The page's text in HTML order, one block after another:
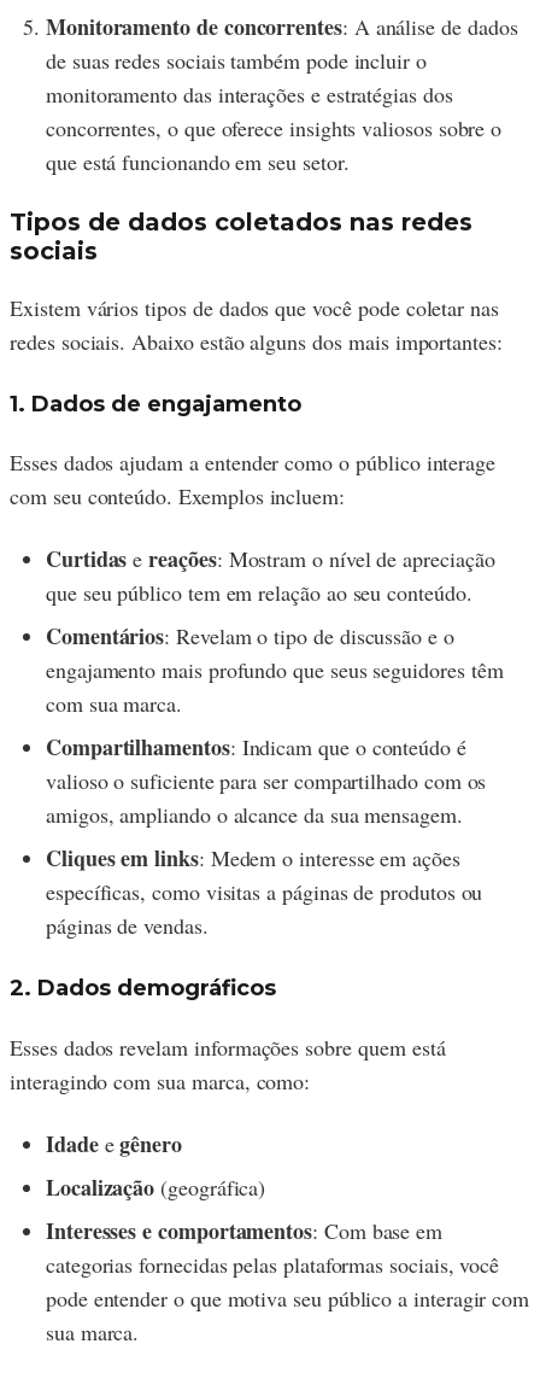
Monitoramento de concorrentes: A análise de dados
de suas redes sociais também pode incluir o
monitoramento das interações e estratégias dos
concorrentes, o que oferece insights valiosos sobre o
que está funcionando em seu setor.
Tipos de dados coletados nas redes
sociais
Existem vários tipos de dados que você pode coletar nas
redes sociais. Abaixo estão alguns dos mais importantes:
1. Dados de engajamento
Esses dados ajudam a entender como o público interage
com seu conteúdo. Exemplos incluem:
Curtidas ereações: Mostram o nível de apreciação
que seu público tem em relação ao seu conteúdo.
Comentários: Revelam o tipo de discussão e o
engajamento mais profundo que seus seguidores têm
com sua marca.
Compartilhamentos: Indicam que o conteúdo é
valioso o suficiente para ser compartilhado com os
amigos, ampliando o alcance da sua mensagem.
Cliques em links: Medem o interesse em ações
específicas, como visitas a páginas de produtos ou
páginas de vendas.
2. Dados demográficos
Esses dados revelam informações sobre quem está
interagindo com sua marca, como:
Idadeegênero
Localização (geográfica)
Interesses e comportamentos: Com base em
categorias fornecidas pelas plataformas sociais, você
pode entender o que motiva seu público a interagir com
sua marca.